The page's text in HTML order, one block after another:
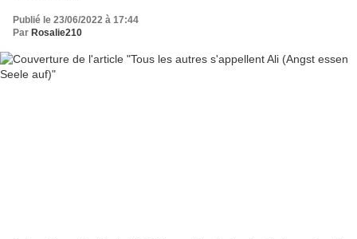
Publié le 23/06/2022 à 17:44
Par Rosalie210